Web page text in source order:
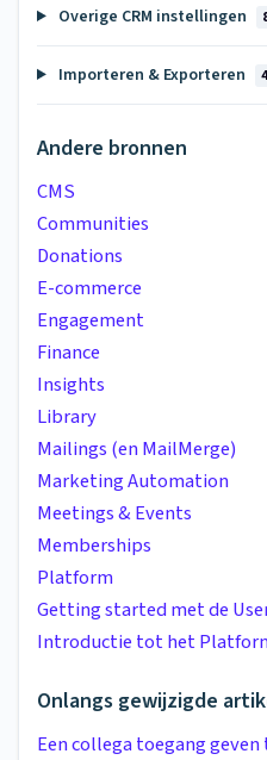
Overige CRM instellingen
Importeren & Exporteren
Andere bronnen
CMS
Communities
Donations
E-commerce
Engagement
Finance
Insights
Library
Mailings (en MailMerge)
Marketing Automation
Meetings & Events
Memberships
Platform
Getting started met de
Introductie tot het
Onlangs gewijzigde
Een collega toegang